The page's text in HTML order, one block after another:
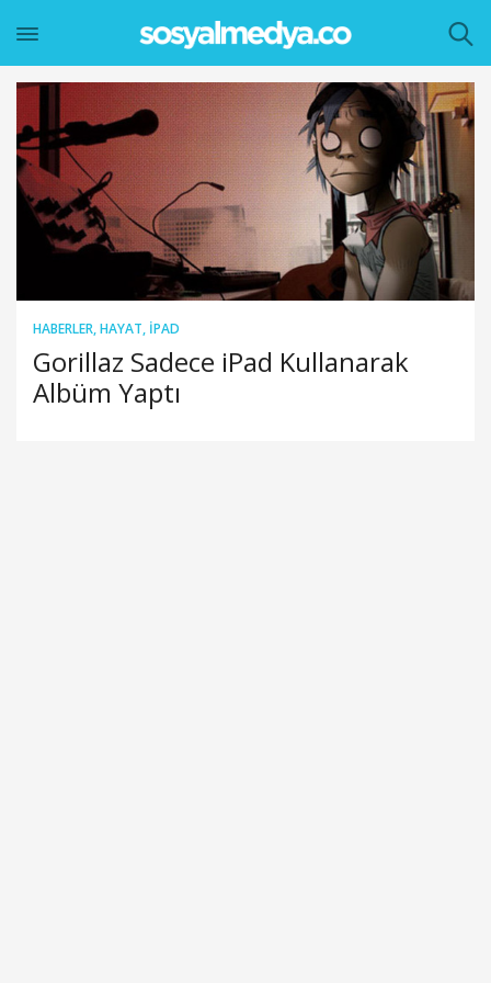
HABERLER,HAYAT, IPAD
Gorillaz Sadece iPad Kullanarak
Albüm Yaptı